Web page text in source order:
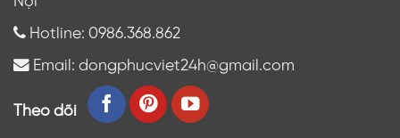
Hotline: 0986.368.862
Email: dongphucviet24h@gmail.com
Theo dõi